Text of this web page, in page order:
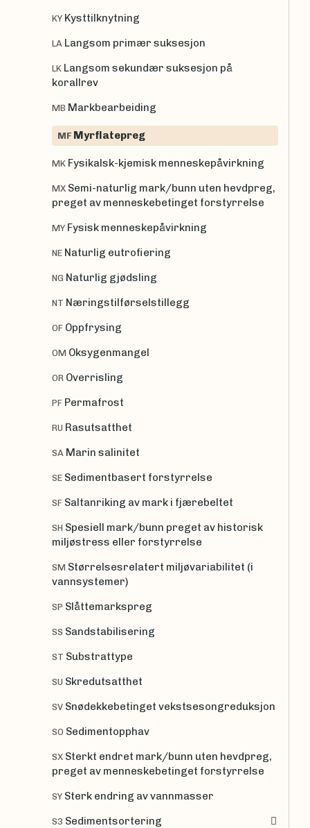
KY Kysttilknytning
LA Langsom primær suksesjon
LK Langsom sekundær suksesjon på
korallrev
MB Markbearbeiding
MF Myrflatepreg
MK Fysikalsk-kjemisk menneskepåvirkning
MX Semi-naturlig mark/bunn uten hevdpreg,
preget av menneskebetinget forstyrrelse
MY Fysisk menneskepåvirkning
NE Naturlig eutrofiering
NG Naturlig gjødsling
NT Næringstilførselstillegg
OF Oppfrysing
OM Oksygenmangel
OR Overrisling
PF Permafrost
RU Rasutsatthet
SA Marin salinitet
SE Sedimentbasert forstyrrelse
SF Saltanriking av mark i fjærebeltet
SH Spesiell mark/bunn preget av historisk
miljøstress eller forstyrrelse
SM Størrelsesrelatert miljøvariabilitet (i
vannsystemer)
SP Slåttemarkspreg
SS Sandstabilisering
ST Substrattype
SU Skredutsatthet
SV Snødekkebetinget vekstsesongreduksjon
SO Sedimentopphav
SX Sterkt endret mark/bunn uten hevdpreg,
preget av menneskebetinget forstyrrelse
SY Sterk endring av vannmasser
S3 Sedimentsortering